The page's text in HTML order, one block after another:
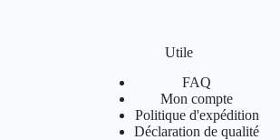
Utile
FAQ
Mon compte
Politique d'expédition
Déclaration de qualité